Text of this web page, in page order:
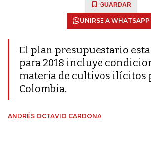
GUARDAR
UNIRSE A WHATSAPP
El plan presupuestario
para 2018 incluye
materia de cultivos ilícitos
Colombia.
ANDRÉS OCTAVIO CARDONA